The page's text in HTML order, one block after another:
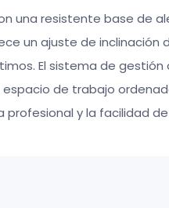
una resistente base de
un ajuste de inclinación
El sistema de
de trabajo
profesional y la facilidad